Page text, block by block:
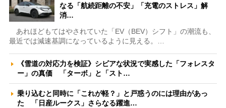
なる「航続距離の不安」「充電のストレス」解
消…
あれほどもてはやされていた「EV（BEV）シフト」の潮流も、
最近では減速基調になっているように見える。…
《雪道の対応力を検証》シビアな状況で実感した「フォレスタ
ー」の真価 「ターボ」と「スト…
乗り込むと同時に「これが軽？」と戸惑うのには理由があっ
た 「日産ルークス」さらなる躍進…